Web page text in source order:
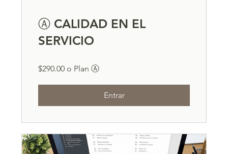
Ⓐ CALIDAD EN EL
SERVICIO
$290.00 o Plan Ⓐ
Entrar